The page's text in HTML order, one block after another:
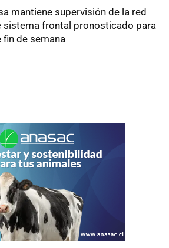
mantiene supervisión de la red
sistema frontal pronosticado para
fin de semana